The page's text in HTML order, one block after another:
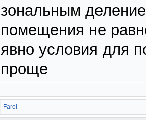
зональным
помещения не
явно условия для
проще
Farol